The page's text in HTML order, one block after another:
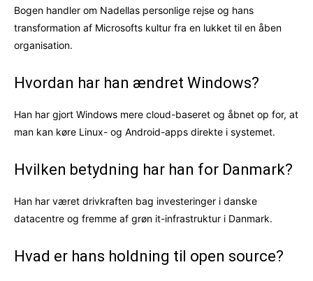
Bogen handler om Nadellas personlige rejse og hans
transformation af Microsofts kultur fra en lukket til en åben
organisation.
Hvordan har han ændret Windows?
Han har gjort Windows mere cloud-baseret og åbnet op for, at
man kan køre Linux- og Android-apps direkte i systemet.
Hvilken betydning har han for Danmark?
Han har været drivkraften bag investeringer i danske
datacentre og fremme af grøn it-infrastruktur i Danmark.
Hvad er hans holdning til open source?